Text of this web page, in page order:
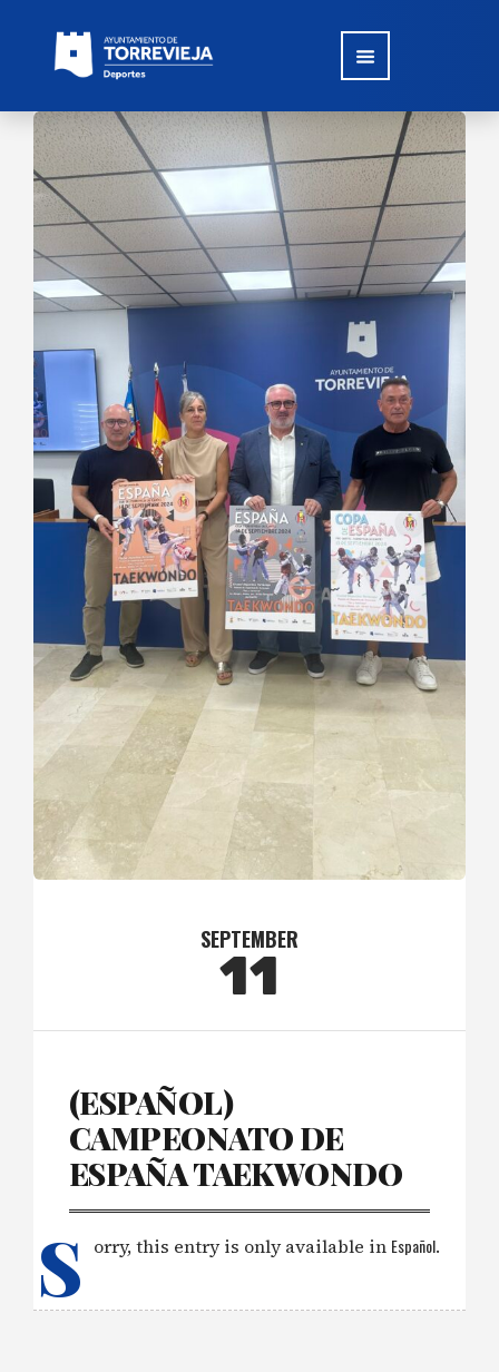
SEPTEMBER
11
(ESPAÑOL)
CAMPEONATO DE
ESPAÑA TAEKWONDO
S orry, this entry is only available in Español.